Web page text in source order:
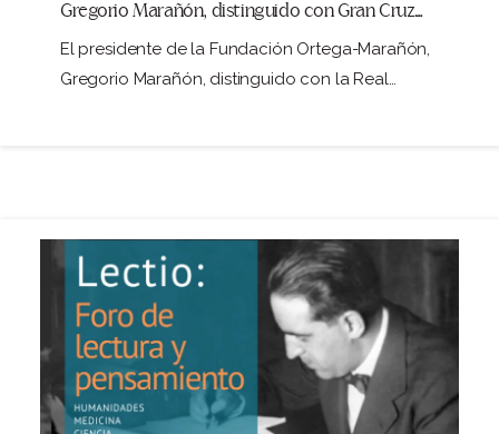
Gregorio Marañón, distinguido con Gran Cruz
El presidente de la Fundación Ortega-Marañón,
Gregorio Marañón, distinguido con la Real